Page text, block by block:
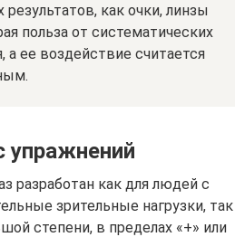
как очки, линзы
польза от систематических
а ее воздействие считается
разработан как для людей с
зрительные нагрузки, так
степени, в пределах «+» или